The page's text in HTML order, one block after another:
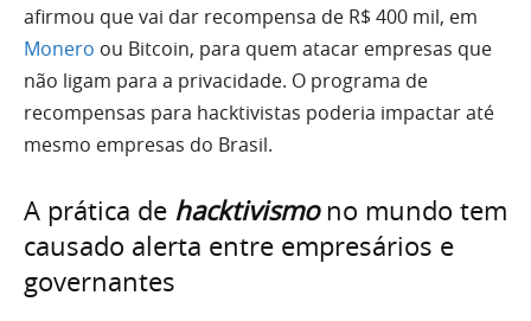
afirmou que vai dar recompensa de R$ 400 mil, em
Monero ou Bitcoin, para quem atacar empresas que
não ligam para a privacidade. O programa de
recompensas para hacktivistas poderia impactar até
mesmo empresas do Brasil.
A prática de hacktivismo no mundo tem
causado alerta entre empresários e
governantes